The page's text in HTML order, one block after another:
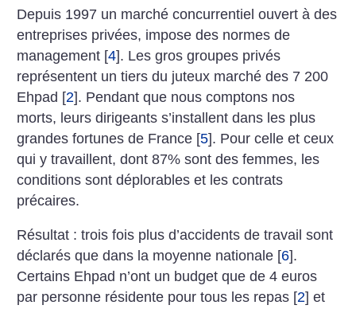
Depuis 1997 un marché concurrentiel ouvert à des
entreprises privées, impose des normes de
management [4]. Les gros groupes privés
représentent un tiers du juteux marché des 7 200
Ehpad [2]. Pendant que nous comptons nos
morts, leurs dirigeants s’installent dans les plus
grandes fortunes de France [5]. Pour celle et ceux
qui y travaillent, dont 87% sont des femmes, les
conditions sont déplorables et les contrats
précaires.
Résultat : trois fois plus d’accidents de travail sont
déclarés que dans la moyenne nationale [6].
Certains Ehpad n’ont un budget que de 4 euros
par personne résidente pour tous les repas [2] et